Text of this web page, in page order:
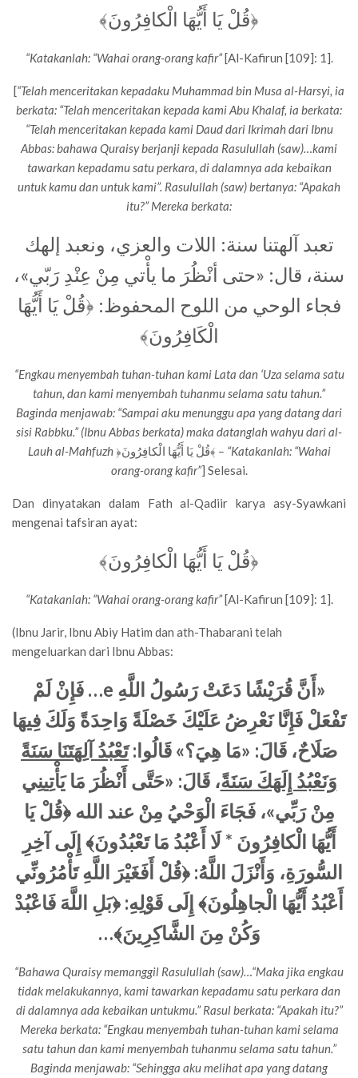
﴿قُلْ يَا أَيُّهَا الْكافِرُونَ﴾
“Katakanlah: “Wahai orang-orang kafir”[Al-Kafirun [109]: 1].
[“Telah menceritakan kepadaku Muhammad bin Musa al-Harsyi, ia
berkata: “Telah menceritakan kepada kami Abu Khalaf, ia berkata:
“Telah menceritakan kepada kami Daud dari Ikrimah dari Ibnu
Abbas: bahawa Quraisy berjanji kepada Rasulullah (saw)…kami
tawarkan kepadamu satu perkara, di dalamnya ada kebaikan
untuk kamu dan untuk kami”. Rasulullah (saw) bertanya: “Apakah
itu?” Mereka berkata:
تعبد آلهتنا سنة: اللات والعزي، ونعبد إلهك
سنة، قال: «حتى أنْظُرَ ما يأْتي مِنْ عِنْدِ رَبّي»،
فجاء الوحي من اللوح المحفوظ: ﴿قُلْ يَا أَيُّهَا
الْكَافِرُونَ﴾
“Engkau menyembah tuhan-tuhan kami Lata dan ‘Uza selama satu
tahun, dan kami menyembah tuhanmu selama satu tahun.”
Baginda menjawab: “Sampai aku menunggu apa yang datang dari
sisi Rabbku.” (Ibnu Abbas berkata) maka datanglah wahyu dari al-
Lauh al-Mahfuzh
﴿قُلْ يَا أَيُّهَا الْكافِرُونَ﴾ – “Katakanlah: “Wahai
orang-orang kafir”] Selesai.
Dan dinyatakan dalam Fath al-Qadiir karya asy-Syawkani
mengenai tafsiran ayat:
﴿قُلْ يَا أَيُّهَا الْكافِرُونَ﴾
“Katakanlah: “Wahai orang-orang kafir”[Al-Kafirun [109]: 1].
(Ibnu Jarir, Ibnu Abiy Hatim dan ath-Thabarani telah
mengeluarkan dari Ibnu Abbas:
«أَنَّ قُرَيْشًا دَعَتْ رَسُولُ اللَّهِ e
…فَإِنْ لَمْ
تَفْعَلْ فَإِنَّا نَعْرِضُ عَلَيْكَ خَصْلَةً وَاحِدَةً وَلَكَ فِيهَا
صَلَاحٌ، قَالَ: «مَا هِيَ؟» قَالُوا:تَعْبُدُ آلِهَتَنَا سَنَةً
وَنَعْبُدُ إِلَهَكَ سَنَةً، قَالَ: «حَتَّى أَنْظُرَ مَا يَأْتِينِي
مِنْ رَبِّي»، فَجَاءَ الْوَحْيُ مِنْ عند الله ﴿قُلْ يَا
أَيُّهَا الْكافِرُونَ * لَا أَعْبُدُ مَا تَعْبُدُونَ﴾ إِلَى آخِرِ
السُّورَةِ، وَأَنْزَلَ اللَّهُ: ﴿قُلْ أَفَغَيْرَ اللَّهِ تَأْمُرُونِّي
أَعْبُدُ أَيُّهَا الْجاهِلُونَ﴾ إِلَى قَوْلِهِ: ﴿بَلِ اللَّهَ فَاعْبُدْ
وَكُنْ مِنَ الشَّاكِرِينَ﴾…
“Bahawa Quraisy memanggil Rasulullah (saw)…“Maka jika engkau
tidak melakukannya, kami tawarkan kepadamu satu perkara dan
di dalamnya ada kebaikan untukmu.” Rasul berkata: “Apakah itu?”
Mereka berkata: “Engkau menyembah tuhan-tuhan kami selama
satu tahun dan kami menyembah tuhanmu selama satu tahun.”
Baginda menjawab: “Sehingga aku melihat apa yang datang